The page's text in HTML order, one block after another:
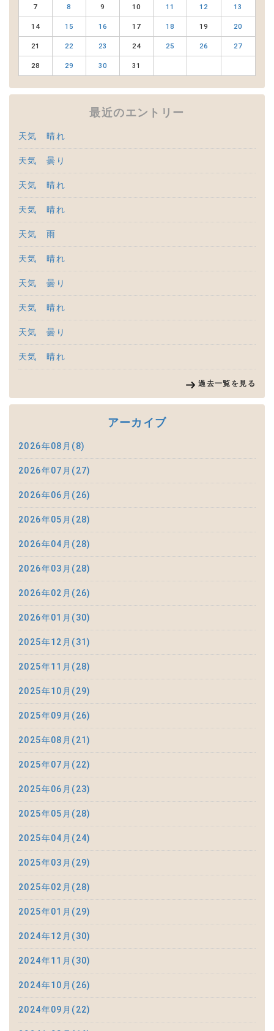
7 8 9 10 11 12 13
14 15 16 17 18 19 20
21 22 23 24 25 26 27
28 29 30 31
最近のエントリー
天気 晴れ
天気 曇り
天気 晴れ
天気 晴れ
天気 雨
天気 晴れ
天気 曇り
天気 晴れ
天気 曇り
天気 晴れ
過去一覧を見る
アーカイブ
2026年08月(8)
2026年07月(27)
2026年06月(26)
2026年05月(28)
2026年04月(28)
2026年03月(28)
2026年02月(26)
2026年01月(30)
2025年12月(31)
2025年11月(28)
2025年10月(29)
2025年09月(26)
2025年08月(21)
2025年07月(22)
2025年06月(23)
2025年05月(28)
2025年04月(24)
2025年03月(29)
2025年02月(28)
2025年01月(29)
2024年12月(30)
2024年11月(30)
2024年10月(26)
2024年09月(22)